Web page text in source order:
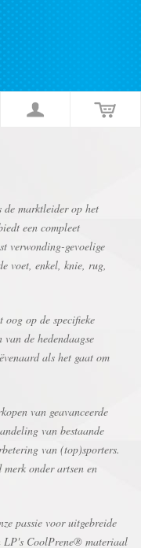
marktleider op het
een compleet
verwonding-gevoelige
voet, enkel, knie, rug,
oog op de specifieke
de hedendaagse
als het gaat om
van geavanceerde
van bestaande
van (top)sporters.
merk onder artsen en
passie voor uitgebreide
LP's CoolPrene® materiaal